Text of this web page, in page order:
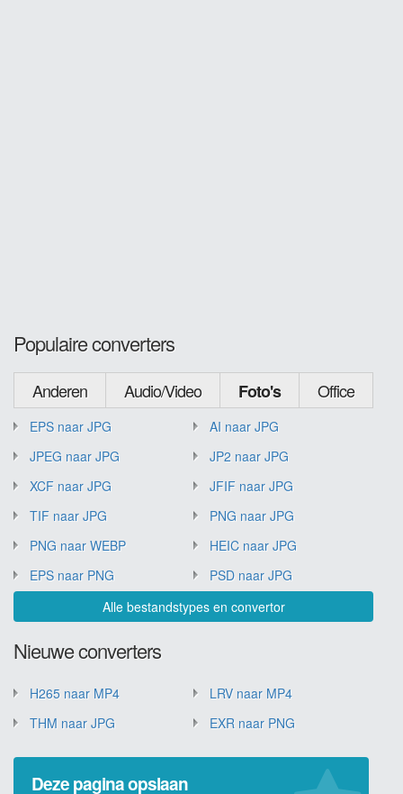
Populaire converters
Anderen Audio/Video Foto's Office
EPS naar JPG
AI naar JPG
JPEG naar JPG
JP2 naar JPG
XCF naar JPG
JFIF naar JPG
TIF naar JPG
PNG naar JPG
PNG naar WEBP
HEIC naar JPG
EPS naar PNG
PSD naar JPG
Alle bestandstypes en convertor
Nieuwe converters
H265 naar MP4
LRV naar MP4
THM naar JPG
EXR naar PNG
Deze pagina opslaan